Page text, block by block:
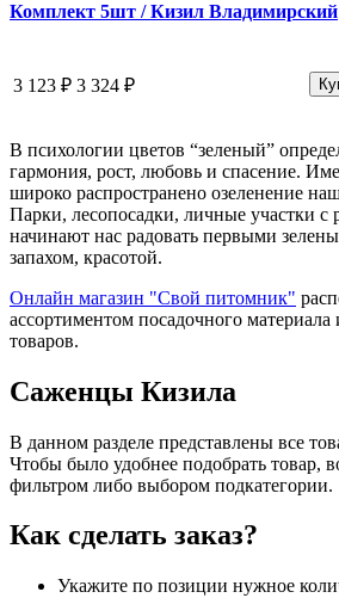
Комплект 5шт / Кизил Владимирский
3 123 ₽ 3 324 ₽
В психологии цветов “зеленый”
гармония, рост, любовь и спасение.
широко распространено озеленение
Парки, лесопосадки, личные участки с
начинают нас радовать первыми
запахом, красотой.
Онлайн магазин "Свой питомник"
ассортиментом посадочного
товаров.
Саженцы Кизила
В данном разделе представлены все
Чтобы было удобнее подобрать товар,
фильтром либо выбором подкатегории.
Как сделать заказ?
Укажите по позиции нужное